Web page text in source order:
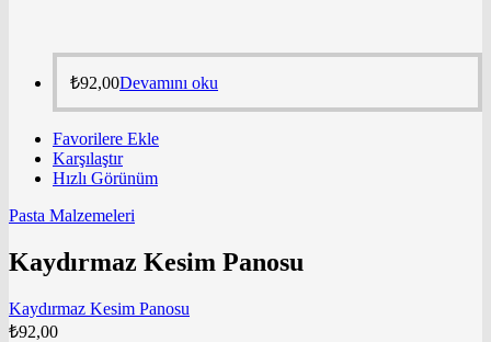
₺92,00Devamını oku
Favorilere Ekle
Karşılaştır
Hızlı Görünüm
Pasta Malzemeleri
Kaydırmaz Kesim Panosu
Kaydırmaz Kesim Panosu
₺92,00